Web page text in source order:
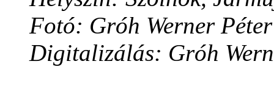
Fotó: Gróh Werner Péter
Digitalizálás: Gróh